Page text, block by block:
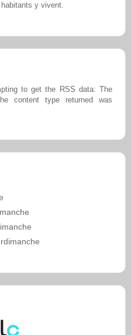
y vivent.
to get the RSS data: The
content type returned was